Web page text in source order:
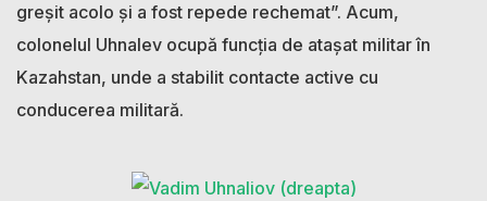
greșit acolo și a fost repede rechemat”. Acum,
colonelul Uhnalev ocupă funcția de atașat militar în
Kazahstan, unde a stabilit contacte active cu
conducerea militară.